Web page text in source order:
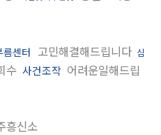
름센터 고민해결해드립니다 심
수 사건조작 어려운일해드립
흥신소